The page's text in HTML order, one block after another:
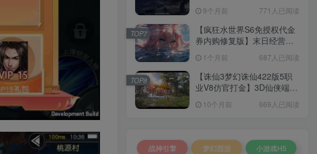
端+GM指令+PC客户端+架设
教程
9个月前 771人已阅读
【疯狂水世界S6免授权代金
券内购修复版】末日经营生
工具+管理后台+CDK授权后
台+安卓+架设教程
1个月前 687人已阅读
TOP7
【诛仙3梦幻诛仙422版5职
业V8仿官打金】3D仙侠端游
工具+PC客户端+架设教程
10个月前 669人已阅读
TOP8
战神引擎 梦幻西游
小游戏H5